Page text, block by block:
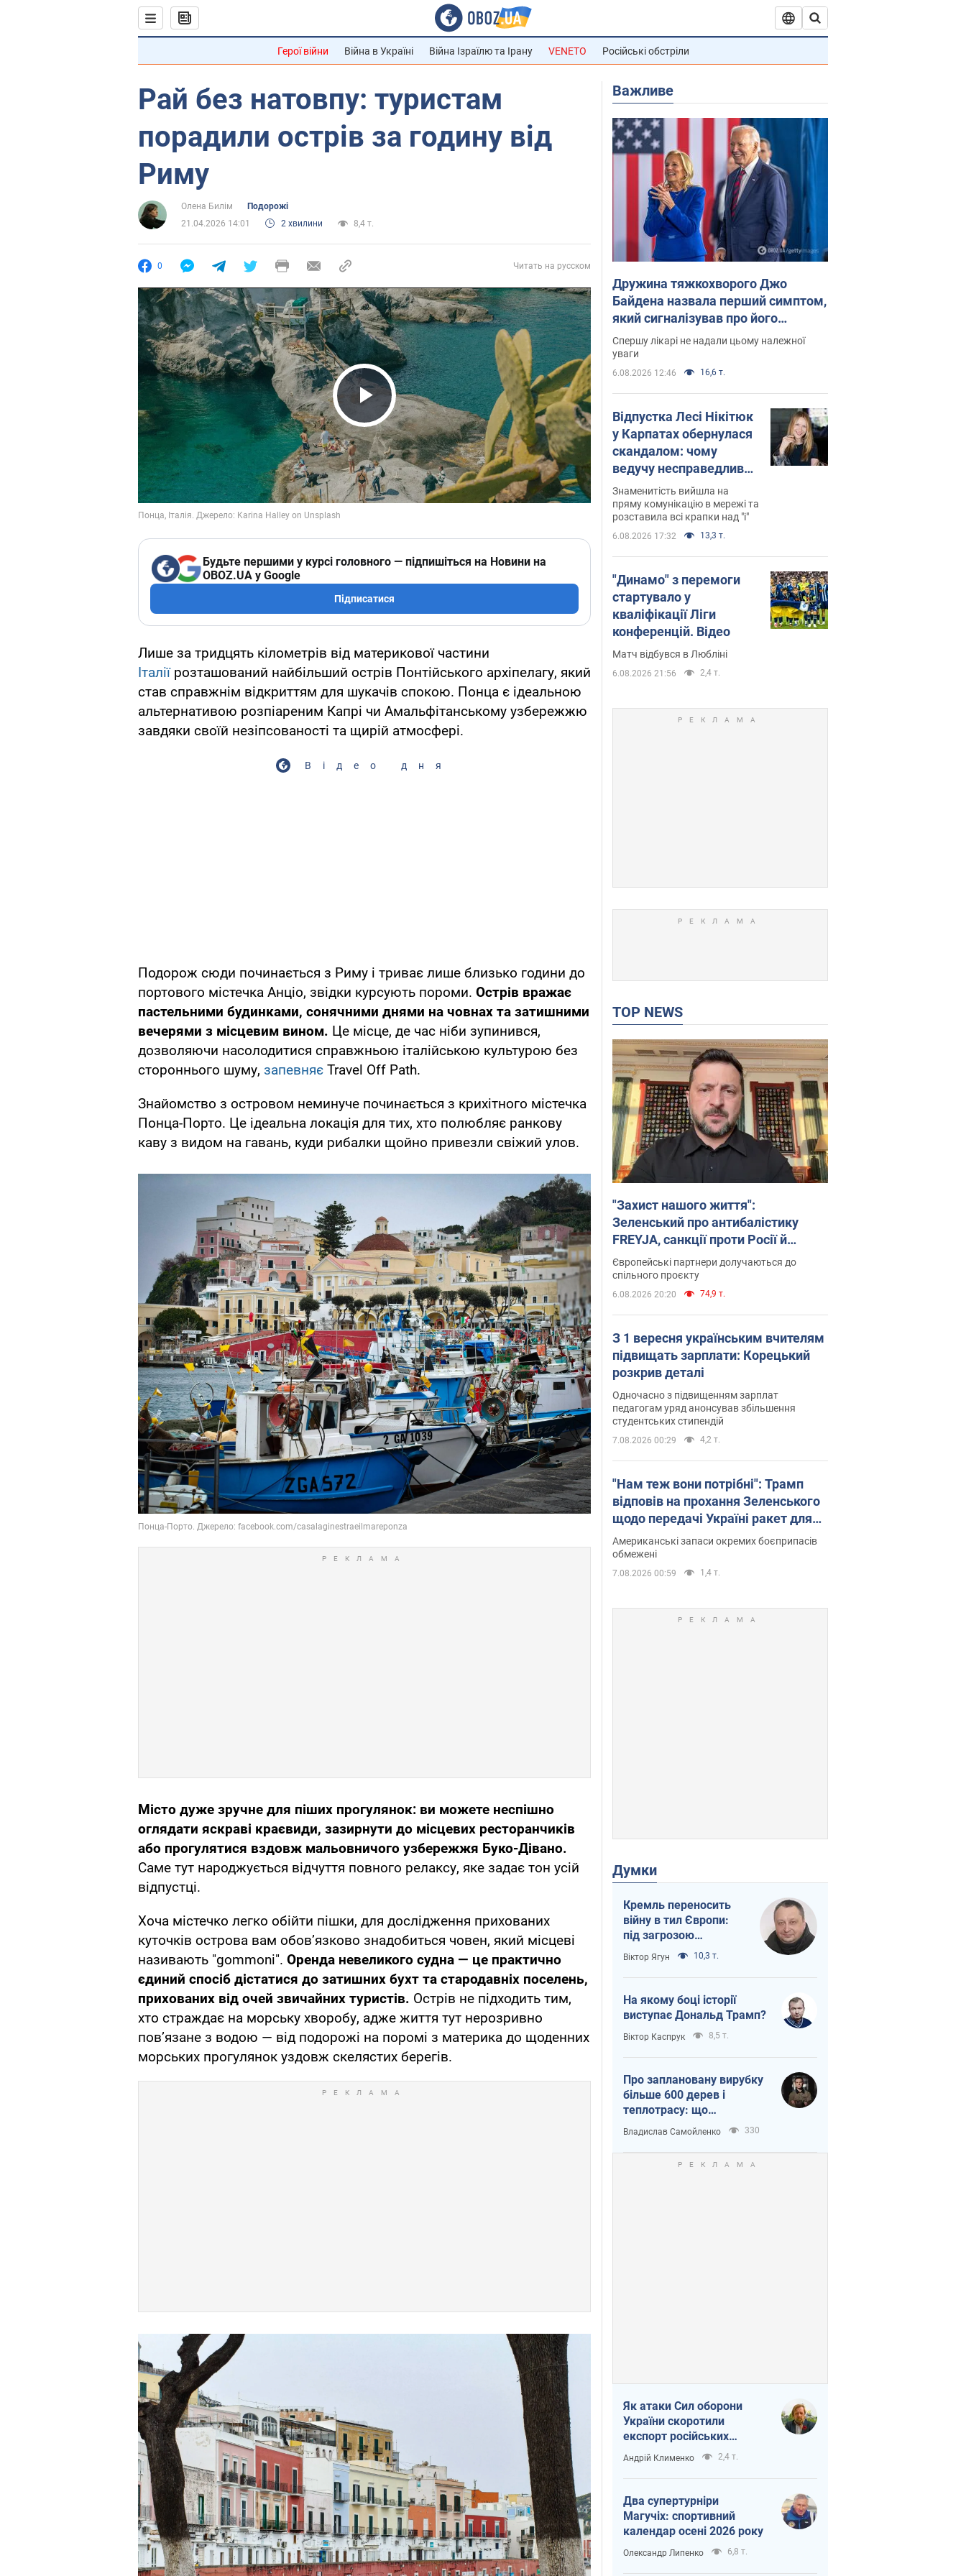
Герої війни Війна в Україні Війна Ізраїлю та Ірану VENETO Російські обстріли
Рай без натовпу: туристам
порадили острів за годину від
Риму
Олена Билім
Подорожі
21.04.2026 14:01
2 хвилини 8,4 т.
0 Читать на русском
Play Video
Будьте першими у курсі головного — підпишіться на Новини на
OBOZ.UA у Google
Підписатися
Лише за тридцять кілометрів від материкової частини
Італіїрозташований найбільший острів Понтійського архіпелагу, який
став справжнім відкриттям для шукачів спокою. Понца є ідеальною
альтернативою розпіареним Капрі чи Амальфітанському узбережжю
завдяки своїй незіпсованості та щирій атмосфері.
Відео дня
Подорож сюди починається з Риму і триває лише близько години до
портового містечка Анціо, звідки курсують пороми. Острів вражає
пастельними будинками, сонячними днями на човнах та затишними
вечерями з місцевим вином. Це місце, де час ніби зупинився,
дозволяючи насолодитися справжньою італійською культурою без
стороннього шуму, запевняє Travel Off Path.
Знайомство з островом неминуче починається з крихітного містечка
Понца-Порто. Це ідеальна локація для тих, хто полюбляє ранкову
каву з видом на гавань, куди рибалки щойно привезли свіжий улов.
Місто дуже зручне для піших прогулянок: ви можете неспішно
оглядати яскраві краєвиди, зазирнути до місцевих ресторанчиків
або прогулятися вздовж мальовничого узбережжя Буко-Дівано.
Саме тут народжується відчуття повного релаксу, яке задає тон усій
відпустці.
Хоча містечко легко обійти пішки, для дослідження прихованих
куточків острова вам обов’язково знадобиться човен, який місцеві
називають "gommoni". Оренда невеликого судна — це практично
єдиний спосіб дістатися до затишних бухт та стародавніх поселень,
прихованих від очей звичайних туристів. Острів не підходить тим,
хто страждає на морську хворобу, адже життя тут нерозривно
пов’язане з водою — від подорожі на поромі з материка до щоденних
морських прогулянок уздовж скелястих берегів.
Важливе
Дружина тяжкохворого Джо
Байдена назвала перший симптом,
який сигналізував про його
"агресивний" рак
Спершу лікарі не надали цьому належної
уваги
6.08.2026 12:46 16,6 т.
Відпустка Лесі Нікітюк
у Карпатах обернулася
скандалом: чому
ведучу несправедливо
захейтили
Знаменитість вийшла на
пряму комунікацію в мережі та
розставила всі крапки над "і"
6.08.2026 17:32 13,3 т.
"Динамо" з перемоги
стартувало у
кваліфікації Ліги
конференцій. Відео
Матч відбувся в Любліні
6.08.2026 21:56 2,4 т.
TOP NEWS
"Захист нашого життя":
Зеленський про антибалістику
FREYJA, санкції проти Росії й
підтримку аграріїв. Відео
Європейські партнери долучаються до
спільного проєкту
6.08.2026 20:20 74,9 т.
З 1 вересня українським вчителям
підвищать зарплати: Корецький
розкрив деталі
Одночасно з підвищенням зарплат
педагогам уряд анонсував збільшення
студентських стипендій
7.08.2026 00:29 4,2 т.
"Нам теж вони потрібні": Трамп
відповів на прохання Зеленського
щодо передачі Україні ракет для
Patriot
Американські запаси окремих боєприпасів
обмежені
7.08.2026 00:59 1,4 т.
Думки
Кремль переносить
війну в тил Європи:
під загрозою
критична логістика
Віктор Ягун 10,3 т.
На якому боці історії
виступає Дональд Трамп?
Віктор Каспрук 8,5 т.
Про заплановану вирубку
більше 600 дерев і
теплотрасу: що
відбувається на Теремках
у Києві
Владислав Самойленко 330
Як атаки Сил оборони
України скоротили
експорт російських
нафтопродуктів
Андрій Клименко 2,4 т.
Два супертурніри
Магучіх: спортивний
календар осені 2026 року
Олександр Липенко 6,8 т.